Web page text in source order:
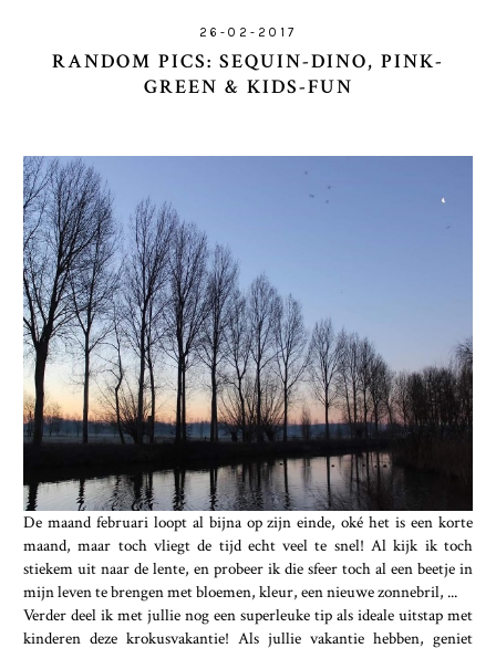
26-02-2017
RANDOM PICS: SEQUIN-DINO, PINK-
GREEN & KIDS-FUN
De maand februari loopt al bijna op zijn einde, oké het is een korte
maand, maar toch vliegt de tijd echt veel te snel! Al kijk ik toch
stiekem uit naar de lente, en probeer ik die sfeer toch al een beetje in
mijn leven te brengen met bloemen, kleur, een nieuwe zonnebril, ...
Verder deel ik met jullie nog een superleuke tip als ideale uitstap met
kinderen deze krokusvakantie! Als jullie vakantie hebben, geniet